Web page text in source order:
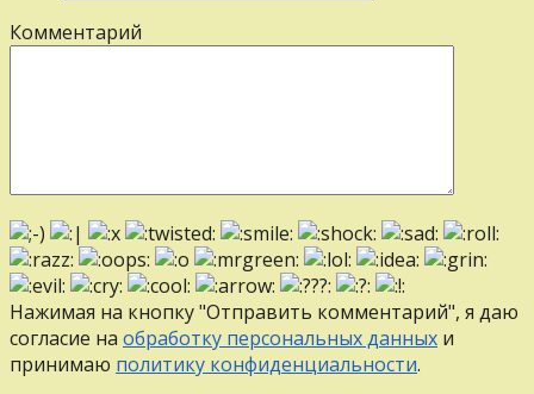
Комментарий
Нажимая на кнопку "Отправить комментарий", я даю
согласие на обработку персональных данных и
принимаю политику конфиденциальности.